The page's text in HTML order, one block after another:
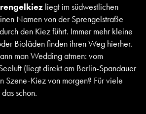
liegt im südwestlichen
Namen von der Sprengelstraße
den Kiez führt. Immer mehr kleine
Bioläden finden ihren Weg hierher.
man Wedding atmen: vom
(liegt direkt am Berlin-Spandauer
Szene-Kiez von morgen? Für viele
schon.